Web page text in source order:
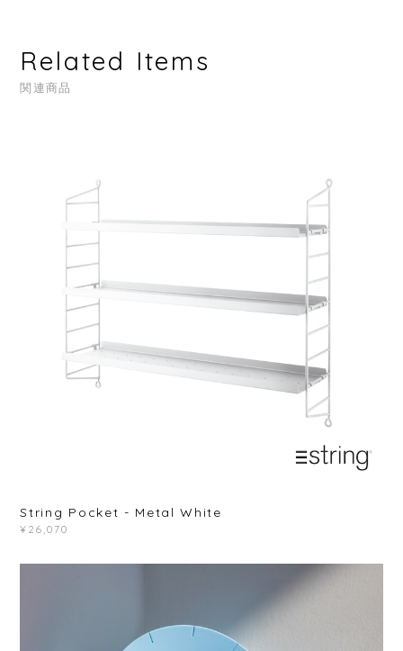
Related Items
関連商品
String Pocket - Metal White
¥26,070